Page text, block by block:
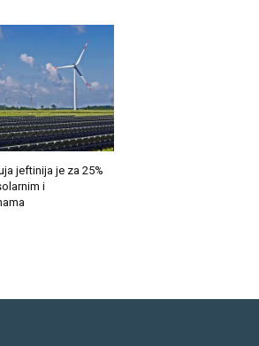
jeftinija je za 25%
i